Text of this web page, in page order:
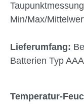
Min/Max/
Lieferumfang:
Batterien Typ AAA
Temperatur-